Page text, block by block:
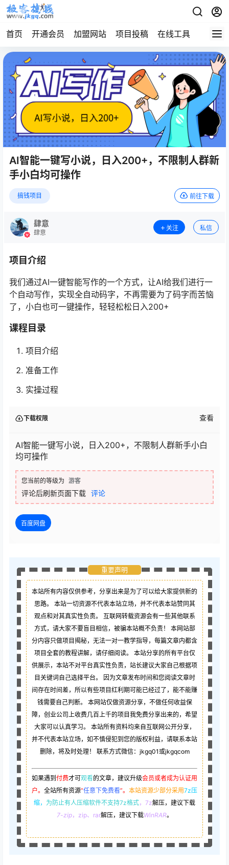
首页 开通会员 加盟网站 项目投稿 在线工具 地址发
AI智能一键写小说，日入200+，不限制人群新
手小白均可操作
搞钱项目 前往下载
肆意
肆意
关注 私信
项目介绍
我们通过AI一键智能写作的一个方式，让AI给我们进行一
个自动写作，实现全自动码字，不再需要为了码字而苦恼
了，小白也可一键操作，轻轻松松日入200+
课程目录
项目介绍
准备工作
实操过程
下载权限 查看
AI智能一键写小说，日入200+，不限制人群新手小白
均可操作
您当前的等级为 游客
评论后刷新页面下载 评论
百度网盘
重要声明
本站所有内容仅供参考，分享出来是为了可以给大家提供新的
思路。 本站一切资源不代表本站立场，并不代表本站赞同其
观点和对其真实性负责。 互联网转载资源会有一些其他联系
方式，请大家不要盲目相信，被骗本站概不负责！ 本网站部
分内容只做项目揭秘，无法一对一教学指导，每篇文章内都含
项目全套的教程讲解，请仔细阅读。 本站分享的所有平台仅
供展示，本站不对平台真实性负责，站长建议大家自己根据项
目关键词自己选择平台。 因为文章发布时间和您阅读文章时
间存在时间差，所以有些项目红利期可能已经过了，能不能赚
钱需要自己判断。 本网站仅做资源分享，不做任何收益保
障，创业公司上收费几百上千的项目我免费分享出来的，希望
大家可以认真学习。 本站所有资料均来自互联网公开分享，
并不代表本站立场，如不慎侵犯到您的版权利益，请联系本站
删除，将及时处理！ 联系方式微信：jkgq01或jkgqcom
如果遇到 付费才可观看的文章，建议升级会员或者成为认证用
户。 全站所有资源“任意下免费看”。 本站资源少部分采用7z压
缩， 为防止有人压缩软件不支持7z格式，7z解压，建议下载
7-zip，zip、rar解压，建议下载WinRAR。